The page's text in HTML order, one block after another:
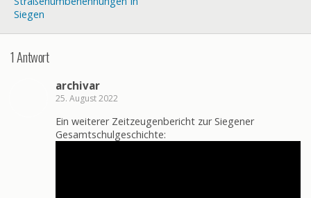
Siegen
1 Antwort
archivar
25. August 2022
Ein weiterer Zeitzeugenbericht zur Siegener
Gesamtschulgeschichte: